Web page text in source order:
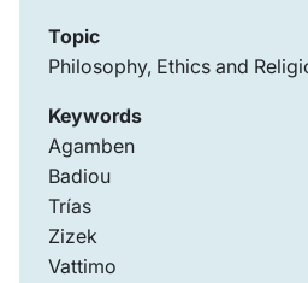
Topic
Philosophy, Ethics and
Keywords
Agamben
Badiou
Trías
Zizek
Vattimo